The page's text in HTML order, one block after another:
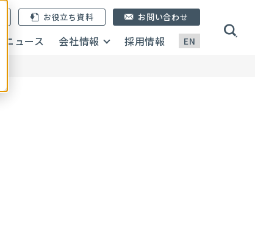
EN
お役立ち資料
ニュース 会社情報 採用情報
お問い合わせ